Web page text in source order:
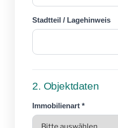
Stadtteil / Lagehinweis
2. Objektdaten
Immobilienart *